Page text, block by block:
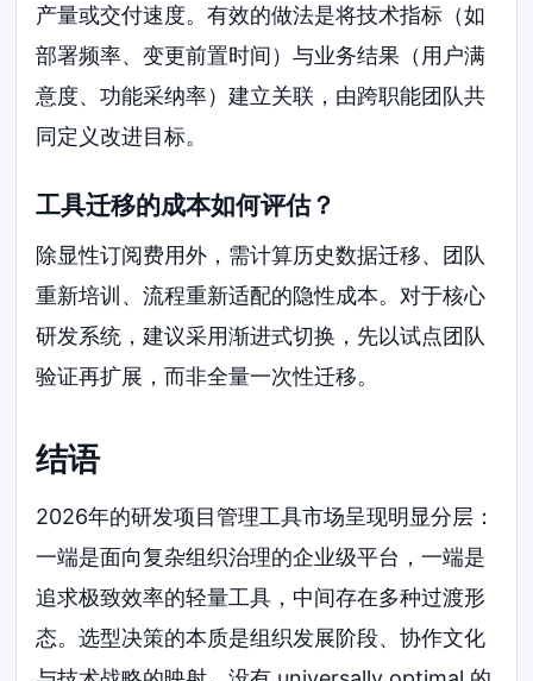
产量或交付速度。有效的做法是将技术指标（如
部署频率、变更前置时间）与业务结果（用户满
意度、功能采纳率）建立关联，由跨职能团队共
同定义改进目标。
工具迁移的成本如何评估？
除显性订阅费用外，需计算历史数据迁移、团队
重新培训、流程重新适配的隐性成本。对于核心
研发系统，建议采用渐进式切换，先以试点团队
验证再扩展，而非全量一次性迁移。
结语
2026年的研发项目管理工具市场呈现明显分层：
一端是面向复杂组织治理的企业级平台，一端是
追求极致效率的轻量工具，中间存在多种过渡形
态。选型决策的本质是组织发展阶段、协作文化